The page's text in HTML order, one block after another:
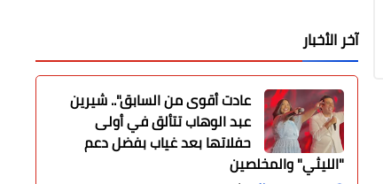
آخر الأخبار
عادت أقوى من السابق".. شيرين
عبد الوهاب تتألق في أولى
حفلاتها بعد غياب بفضل دعم
"الليثي" والمخلصين